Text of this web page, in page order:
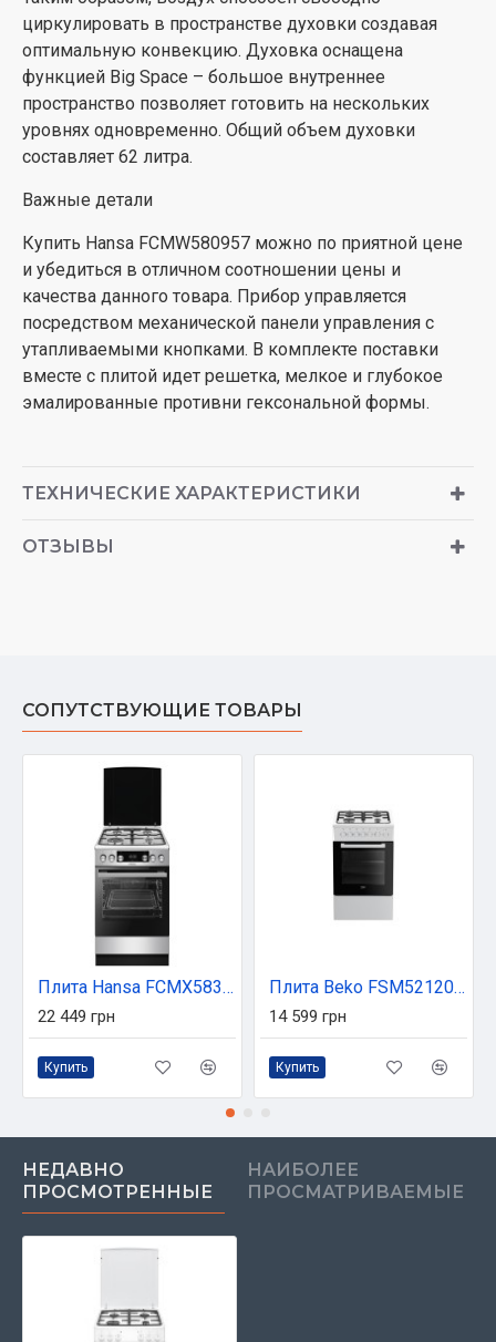
циркулировать в пространстве духовки создавая
оптимальную конвекцию. Духовка оснащена
функцией Big Space – большое внутреннее
пространство позволяет готовить на нескольких
уровнях одновременно. Общий объем духовки
составляет 62 литра.
Важные детали
Купить Hansa FCMW580957 можно по приятной цене
и убедиться в отличном соотношении цены и
качества данного товара. Прибор управляется
посредством механической панели управления с
утапливаемыми кнопками. В комплекте поставки
вместе с плитой идет решетка, мелкое и глубокое
эмалированные противни гексональной формы.
ТЕХНИЧЕСКИЕ ХАРАКТЕРИСТИКИ
ОТЗЫВЫ
СОПУТСТВУЮЩИЕ ТОВАРЫ
Плита Hansa FCMX583292
22 449 грн
Купить
Плита Beko FSM52120DW
14 599 грн
Купить
НЕДАВНО
ПРОСМОТРЕННЫЕ
НАИБОЛЕЕ
ПРОСМАТРИВАЕМЫЕ